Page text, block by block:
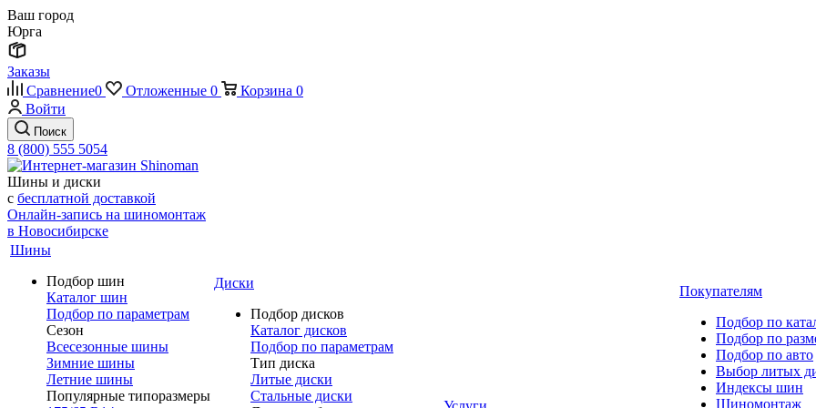
Ваш город
Юрга
Заказы
Сравнение0 Отложенные 0 Корзина 0
Войти
Поиск
8 (800) 555 5054
Шины и диски
с бесплатной доставкой
Онлайн-запись на шиномонтаж
в Новосибирске
Шины
Подбор шин
Каталог шин
Подбор по параметрам
Сезон
Всесезонные шины
Зимние шины
Летние шины
Популярные типоразмеры
Диски
Подбор дисков
Каталог дисков
Подбор по параметрам
Тип диска
Литые диски
Стальные диски
Покупателям
Подбор по
Подбор по
Подбор по авто
Выбор литых
Индексы шин
Шиномонтаж